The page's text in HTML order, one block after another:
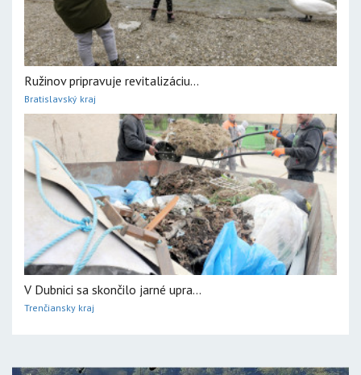
Ružinov pripravuje revitalizáciu...
Bratislavský kraj
V Dubnici sa skončilo jarné upra...
Trenčiansky kraj